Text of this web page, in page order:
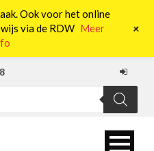
Ook voor het online
via de RDW Meer
+